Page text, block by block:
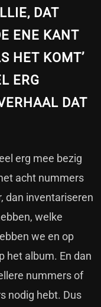
DAT
ENE KANT
HET KOMT’
ERG
DAT
erg mee bezig
acht nummers
dan inventariseren
welke
we en op
het album. En dan
nummers of
nodig hebt. Dus